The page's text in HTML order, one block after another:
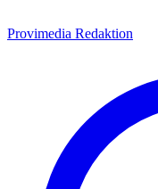
Provimedia Redaktion